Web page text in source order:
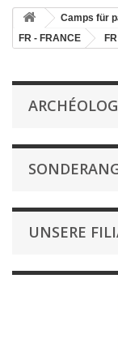
Camps für
FR - FRANCE
UNSERE